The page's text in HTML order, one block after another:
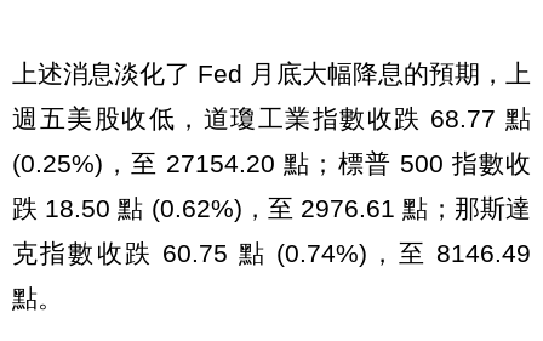
上述消息淡化了 Fed 月底大幅降息的預期，上
週五美股收低，道瓊工業指數收跌 68.77 點
(0.25%)，至 27154.20 點；標普 500 指數收
跌 18.50 點 (0.62%)，至 2976.61 點；那斯達
克指數收跌 60.75 點 (0.74%)，至 8146.49
點。